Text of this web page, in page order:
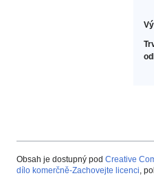
Obsah je dostupný pod Creative
dílo komerčně-Zachovejte licenci,